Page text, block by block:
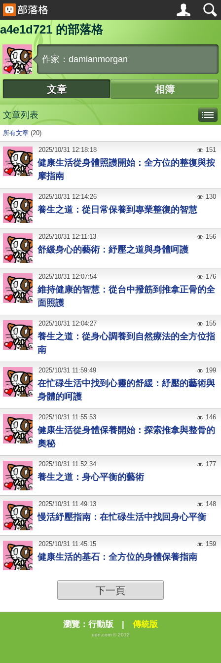
a4e1d721 的部落格
作家：damianmorgan
文章 相簿
文章列表
所有文章 (20)
健康生活從身體照護開始：全方位的整復與按
摩指南
2025/10/31 12:18:18 151
養生之道：從日常保養到專業整復的智慧
2025/10/31 12:14:26 130
舒緩身心的藝術：紓壓之道與身體呵護
2025/10/31 12:11:13 156
維持健康的智慧：從台中撥筋到推拿正骨的全
面照護
2025/10/31 12:07:54 176
養生之道：從身心調養到自然療法的全方位指
南
2025/10/31 12:04:27 155
在忙碌生活中找到心靈的舒緩：紓壓的藝術與
身體的呵護
2025/10/31 11:59:49 199
健康生活從身體保養開始：探索推拿與整骨的
奧秘
2025/10/31 11:55:53 146
養生之道：身心平衡的藝術
2025/10/31 11:52:34 177
慢活紓壓指南：在忙碌生活中找回身心平衡
2025/10/31 11:49:13 148
健康生活的基石：全方位的身體保養指南
2025/10/31 11:45:15 159
下一頁
瀏覽： 行動版 | 傳統版
udn.com © 2012